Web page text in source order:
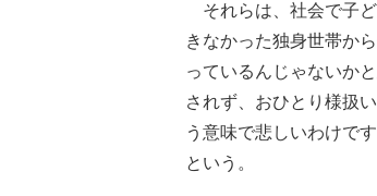
それらは、社会で子
きなかった独身世帯か
っているんじゃないか
されず、おひとり様扱
う意味で悲しいわけで
という。